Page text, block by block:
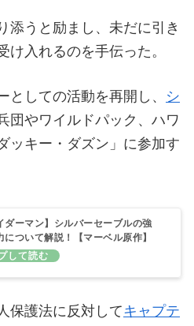
添うと励まし、未だに引き
け入れるのを手伝った。
としての活動を再開し、 シ
団やワイルドパック、ハワ
ッキー・ダズン」に参加す
ダーマン】シルバーセーブルの強
について解説！【マーベル原作】
保護法に反対してキャプテ